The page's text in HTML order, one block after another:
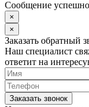
Сообщение
×
×
Заказать обратный
Наш специалист
ответит на
Заказать звонок